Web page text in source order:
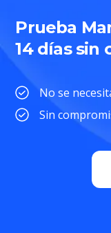
Prueba
14 días sin
No se
Sin